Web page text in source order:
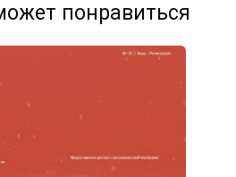
понравиться